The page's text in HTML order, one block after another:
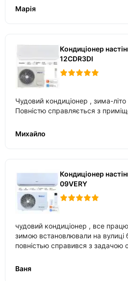
Марія
Кондиціонер
12CDR3DI
Чудовий кондиціонер , зима-
Повністю справляється з
Михайло
Кондиціонер
09VERY
чудовий кондиціонер , все
зимою встановлювали на вулиці
повністью справився з задачою
температури
Ваня